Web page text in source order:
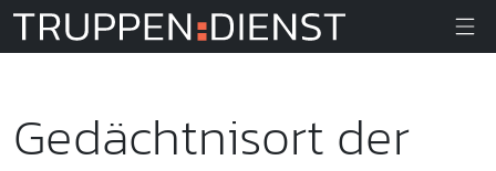
Truppendienst
Gedächtnisort der